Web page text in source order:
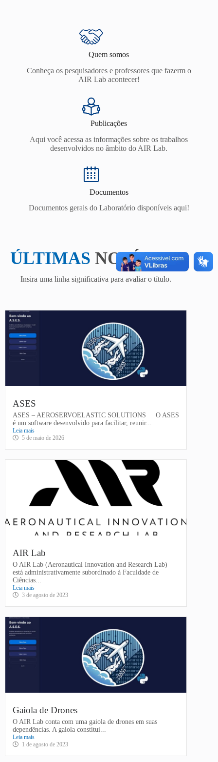
Quem somos
Conheça os pesquisadores e professores que fazerm o
AIR Lab acontecer!
Publicações
Aqui você acessa as informações sobre os trabalhos
desenvolvidos no âmbito do AIR Lab.
Documentos
Documentos gerais do Laboratório disponíveis aqui!
ÚLTIMAS NOTÍCIAS
Insira uma linha significativa para avaliar o título.
ASES
ASES – AEROSERVOELASTIC SOLUTIONS O ASES
é um software desenvolvido para facilitar, reunir...
Leia mais
5 de maio de 2026
AIR Lab
O AIR Lab (Aeronautical Innovation and Research Lab)
está administrativamente subordinado à Faculdade de
Ciências...
Leia mais
3 de agosto de 2023
Gaiola de Drones
O AIR Lab conta com uma gaiola de drones em suas
dependências. A gaiola constitui...
Leia mais
1 de agosto de 2023